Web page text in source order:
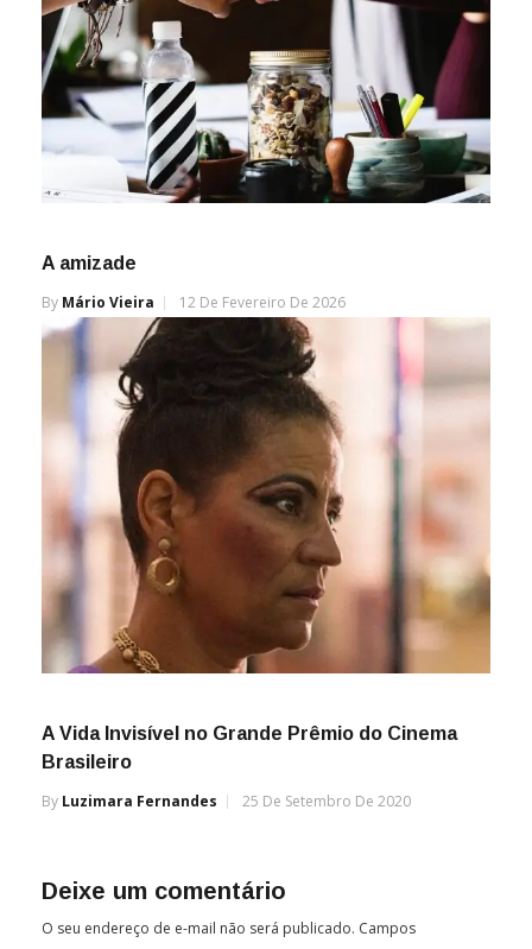
A amizade
By Mário Vieira 12 De Fevereiro De 2026
A Vida Invisível no Grande Prêmio do Cinema
Brasileiro
By Luzimara Fernandes 25 De Setembro De 2020
Deixe um comentário
O seu endereço de e-mail não será publicado. Campos